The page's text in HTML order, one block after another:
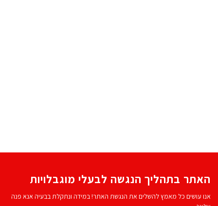
האתר בתהליך הנגשה לבעלי מוגבלויות
אנו עושים כל מאמץ להשלים את הנגשת האתר! במידה ונתקלת בבעיה אנא פנה